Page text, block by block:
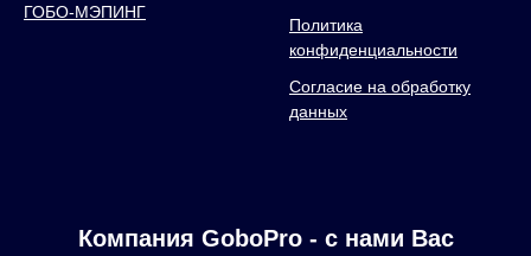
ГОБО-МЭПИНГ
Политика
конфиденциальности
Согласие на обработку
данных
Компания GoboPro - с нами Вас